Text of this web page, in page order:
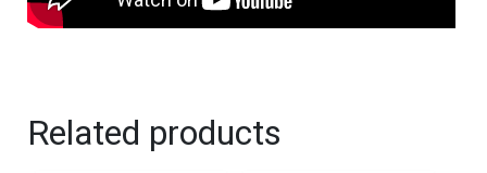
Related products